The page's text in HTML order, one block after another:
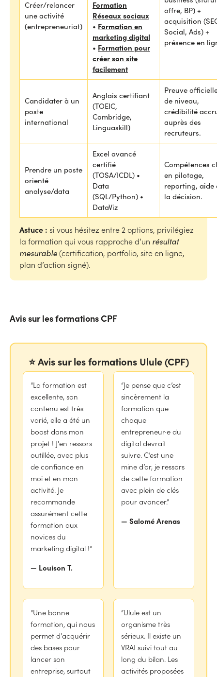
Créer/relancer
une activité
(entrepreneuriat)
Formation
Réseaux sociaux
• Formation en
marketing digital
• Formation pour
créer son site
facilement
offre, BP) +
acquisition
Social, Ads) +
présence en
Candidater à un
poste
international
Anglais certifiant
(TOEIC,
Cambridge,
Linguaskill)
Preuve
de niveau,
crédibilité
auprès des
recruteurs.
Prendre un poste
orienté
analyse/data
Excel avancé
certifié
(TOSA/ICDL) •
Data
(SQL/Python) •
DataViz
Compétences
en pilotage,
reporting, aide
la décision.
Astuce : si vous hésitez entre 2 options, privilégiez
la formation qui vous rapproche d’un résultat
mesurable(certification, portfolio, site en ligne,
plan d’action signé).
Avis sur les formations CPF
⭐ Avis sur les formations Ulule (CPF)
“La formation est
excellente, son
contenu est très
varié, elle a été un
boost dans mon
projet ! J'en ressors
outillée, avec plus
de confiance en
moi et en mon
activité. Je
recommande
assurément cette
formation aux
novices du
marketing digital !”
— Louison T.
“Je pense que c’est
sincèrement la
formation que
chaque
entrepreneur·e du
digital devrait
suivre. C’est une
mine d’or, je ressors
de cette formation
avec plein de clés
pour avancer.”
— Salomé Arenas
“Une bonne
formation, qui nous
permet d'acquérir
des bases pour
lancer son
entreprise, surtout
“Ulule est un
organisme très
sérieux. Il existe un
VRAI suivi tout au
long du bilan. Les
activités proposées